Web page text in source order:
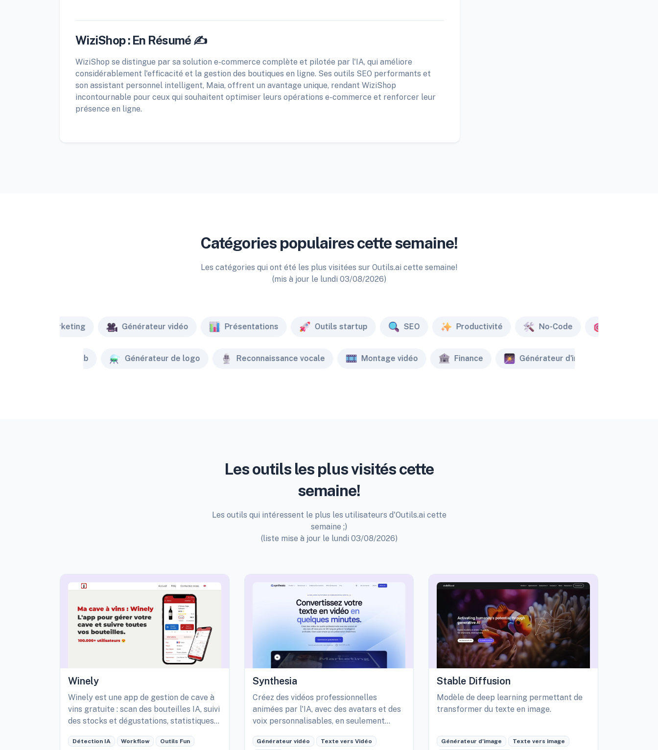
WiziShop : En Résumé ✍️
WiziShop se distingue par sa solution e-commerce complète et pilotée par l'IA, qui améliore
considérablement l'efficacité et la gestion des boutiques en ligne. Ses outils SEO performants et
son assistant personnel intelligent, Maia, offrent un avantage unique, rendant WiziShop
incontournable pour ceux qui souhaitent optimiser leurs opérations e-commerce et renforcer leur
présence en ligne.
Catégories populaires cette semaine!
Les catégories qui ont été les plus visitées sur Outils.ai cette semaine!
(mis à jour le lundi 03/08/2026)
Marketing Générateur vidéo Présentations Outils startup SEO Productivité No-Code
Créateur de site web Générateur de logo Reconnaissance vocale Montage vidéo Finance Générateur d'image
Les outils les plus visités cette
semaine!
Les outils qui intéressent le plus les utilisateurs d'Outils.ai cette
semaine ;)
(liste mise à jour le lundi 03/08/2026)
Winely
Winely est une app de gestion de cave à
vins gratuite : scan des bouteilles IA, suivi
des stocks et dégustations, statistiques
Détection IA Workflow Outils Fun
Synthesia
Créez des vidéos professionnelles
animées par l'IA, avec des avatars et des
voix personnalisables, en seulement
Générateur vidéo Texte vers Vidéo
Stable Diffusion
Modèle de deep learning permettant de
transformer du texte en image.
Générateur d'image Texte vers image